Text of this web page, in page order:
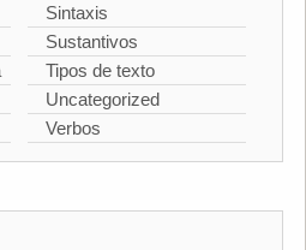
Sintaxis
Sustantivos
Tipos de texto
Uncategorized
Verbos